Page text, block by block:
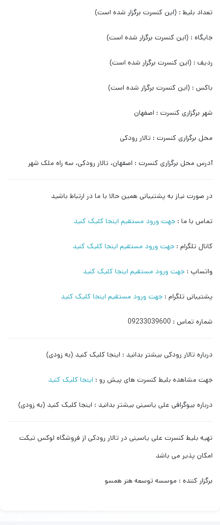
تعداد بلیط : (این کنسرت برگزار شده است)
جایگاه : (این کنسرت برگزار شده است)
ردیف : (این کنسرت برگزار شده است)
باکس : (این کنسرت برگزار شده است)
شهر برگزاری کنسرت : اصفهان
محل برگزاری کنسرت : تالار رودکی
آدرس محل برگزاری کنسرت : اصفهان، تالار رودکی، سه راه ملک شهر
در صورت نیاز به پشتیبانی همین حالا با ما در ارتباط باشید
تماس با ما : جهت ورود مستقیم اینجا کلیک کنید
کانال تلگرام : جهت ورود مستقیم اینجا کلیک کنید
واتساپ : جهت ورود مستقیم اینجا کلیک کنید
پشتیبانی تلگرام : جهت ورود مستقیم اینجا کلیک کنید
شماره تماس : 09233039600
درباره تالار رودکی بیشتر بدانید : اینجا کلیک کنید (به زودی)
جهت مشاهده بلیط کنسرت های پیش رو : اینجا کلیک کنید
درباره بیوگرافی علی یاسینی بیشتر بدانید : اینجا کلیک کنید (به زودی)
تهیه بلیط کنسرت علی یاسینی در تالار رودکی از فروشگاه لوکس تیکت
امکان پذیر می باشد
برگزار کننده : موسسه توسعه هنر همسو